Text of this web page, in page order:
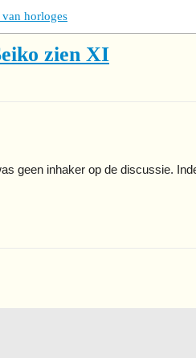
horloges
zien XI
geen inhaker op de discussie.